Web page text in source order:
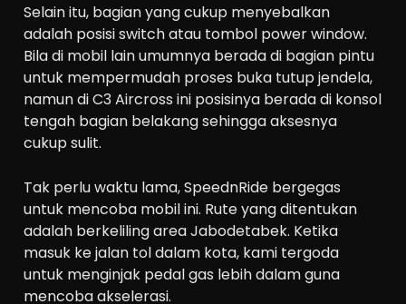
Selain itu, bagian yang cukup menyebalkan
adalah posisi switch atau tombol power window.
Bila di mobil lain umumnya berada di bagian pintu
untuk mempermudah proses buka tutup jendela,
namun di C3 Aircross ini posisinya berada di konsol
tengah bagian belakang sehingga aksesnya
cukup sulit.
Tak perlu waktu lama, SpeednRide bergegas
untuk mencoba mobil ini. Rute yang ditentukan
adalah berkeliling area Jabodetabek. Ketika
masuk ke jalan tol dalam kota, kami tergoda
untuk menginjak pedal gas lebih dalam guna
mencoba akselerasi.